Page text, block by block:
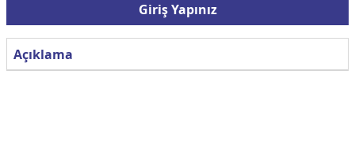
Giriş Yapınız
Açıklama